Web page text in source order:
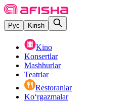
Рус Kirish
Kino
Konsertlar
Mashhurlar
Teatrlar
Restoranlar
Ko‘rgazmalar